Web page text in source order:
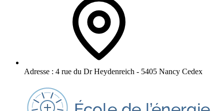
Adresse : 4 rue du Dr Heydenreich - 5405 Nancy Cedex